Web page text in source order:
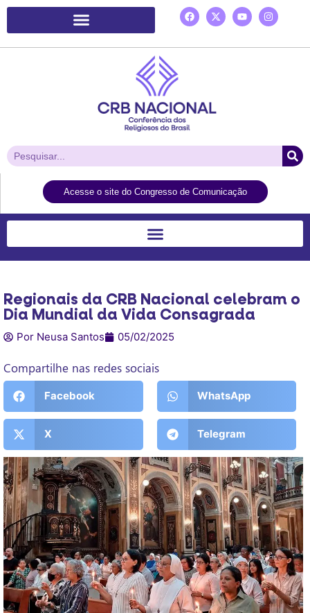
Acesse o site do Congresso de Comunicação
Regionais da CRB Nacional celebram o
Dia Mundial da Vida Consagrada
Por Neusa Santos 05/02/2025
Compartilhe nas redes sociais
Facebook WhatsApp
X Telegram